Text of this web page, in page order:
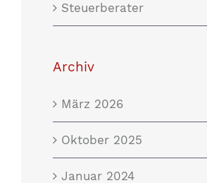
Steuerberater
Archiv
März 2026
Oktober 2025
Januar 2024